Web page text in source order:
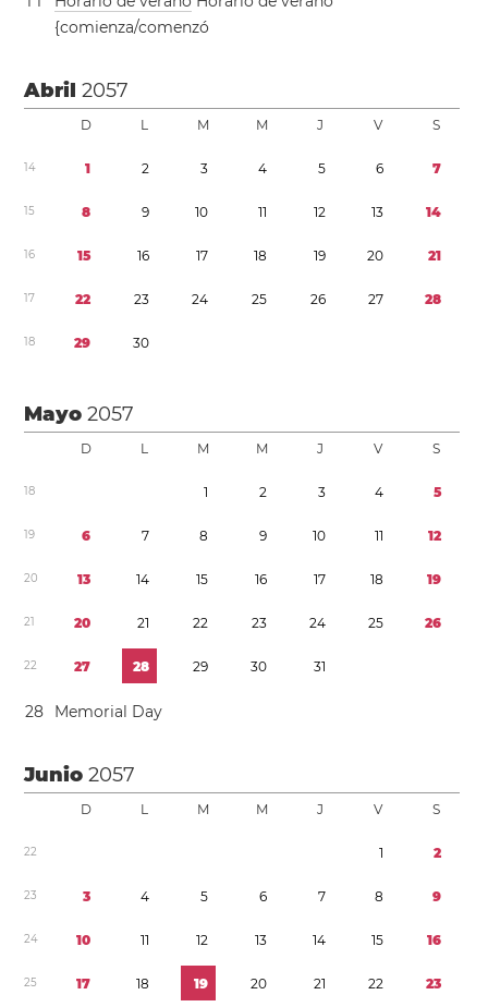
{comienza/comenzó
Abril2057
D L M M J V S
14 1 2 3 4 5 6 7
15 8 9 10 11 12 13 14
16 15 16 17 18 19 20 21
17 22 23 24 25 26 27 28
18 29 30
Mayo2057
D L M M J V S
18 1 2 3 4 5
19 6 7 8 9 10 11 12
20 13 14 15 16 17 18 19
21 20 21 22 23 24 25 26
22 27 28 29 30 31
28 Memorial Day
Junio2057
D L M M J V S
22 1 2
23 3 4 5 6 7 8 9
24 10 11 12 13 14 15 16
25 17 18 19 20 21 22 23